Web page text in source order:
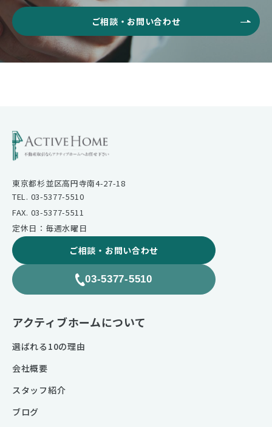
ご相談・お問い合わせ
東京都杉並区高円寺南4-27-18
TEL. 03-5377-5510
FAX. 03-5377-5511
定休日：毎週水曜日
ご相談・お問い合わせ
03-5377-5510
アクティブホームについて
選ばれる10の理由
会社概要
スタッフ紹介
ブログ